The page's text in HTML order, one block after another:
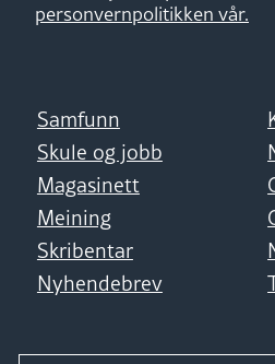
personvernpolitikken vår.
Samfunn
Skule og jobb
Magasinett
Meining
Skribentar
Nyhendebrev